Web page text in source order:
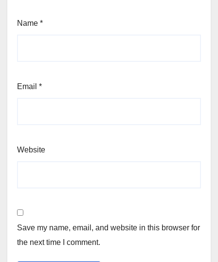
Name *
Email *
Website
Save my name, email, and website in this browser for
the next time I comment.